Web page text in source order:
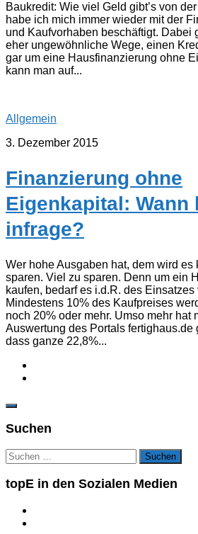
Baukredit: Wie viel Geld gibt’s von
habe ich mich immer wieder mit der
und Kaufvorhaben beschäftigt. Dabei
eher ungewöhnliche Wege, einen
gar um eine Hausfinanzierung ohne
kann man auf...
Allgemein
3. Dezember 2015
Finanzierung ohne
Eigenkapital: Wann
infrage?
Wer hohe Ausgaben hat, dem wird es
sparen. Viel zu sparen. Denn um ein
kaufen, bedarf es i.d.R. des
Mindestens 10% des Kaufpreises
noch 20% oder mehr. Umso mehr hat
Auswertung des Portals fertighaus.de
dass ganze 22,8%...
Suchen
Suchen
nach:
topE in den Sozialen Medien